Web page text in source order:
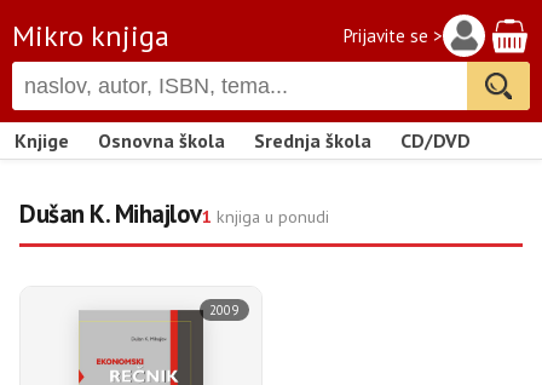
Mikro knjiga Prijavite se >
Knjige Osnovna škola Srednja škola CD/DVD
Dušan K. Mihajlov1 knjiga u ponudi
2009